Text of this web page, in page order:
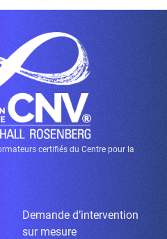
certifiés du Centre pour la
Demande d’intervention
sur mesure